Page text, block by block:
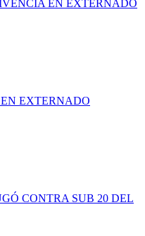
EN EXTERNADO
EXTERNADO
CONTRA SUB 20 DEL